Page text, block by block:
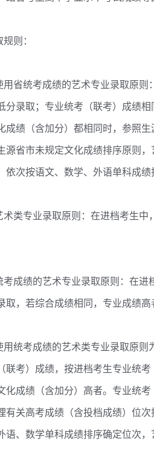
则：
统考成绩的艺术专业录取原则
分录取；专业统考（联考）成绩
成绩（含加分）都相同时，参照
源省市未规定文化成绩排序原则
依次按语文、数学、外语单科成
专业录取原则：在进档考生中
绩的艺术专业录取原则：在进
取，若综合成绩相同，专业成绩高
考成绩的艺术类专业录取原则
联考）成绩，按进档考生专业统
化成绩（含加分）高者。专业统
有关高考成绩（含投档成绩）位
语、数学单科成绩排序确定位次